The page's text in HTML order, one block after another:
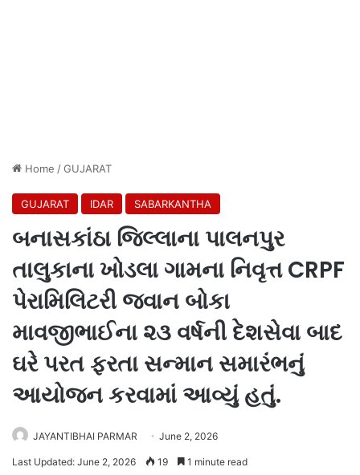
Home /GUJARAT
GUJARAT IDAR SABARKANTHA
બનાસકાંઠા જિલ્લાના પાલનપુર
તાલુકાના ખોડલા ગામના નિવૃત્ત CRPF
પેરામિલિટરી જવાન બોકા
માવજીભાઈના ૨૩ વર્ષની દેશસેવા બાદ
ઘરે પરત ફરતા સન્માન સમારંભનું
આયોજન કરવામાં આવ્યું હતું.
JAYANTIBHAI PARMAR June 2, 2026
Last Updated: June 2, 2026 19 1 minute read